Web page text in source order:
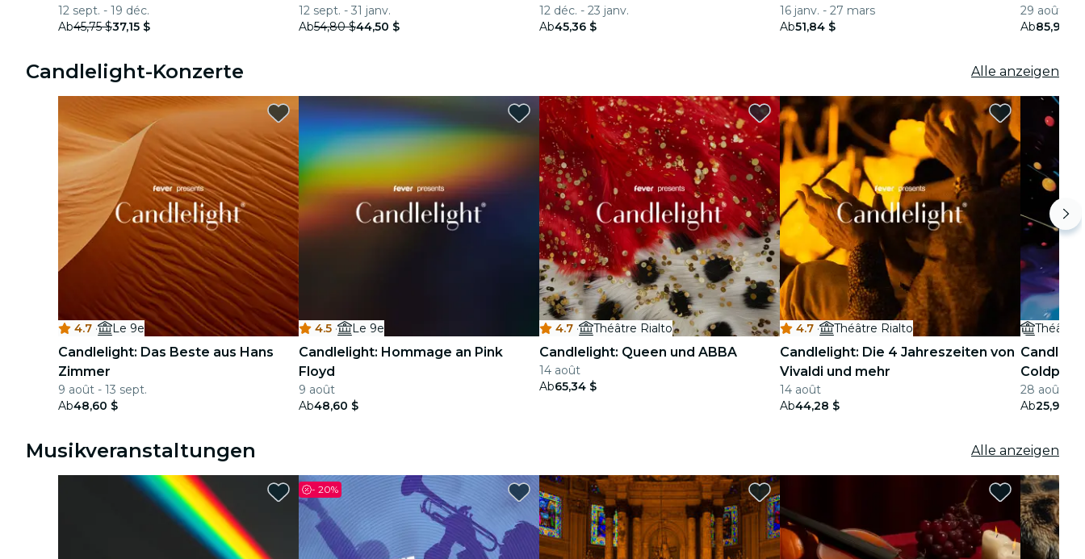
12 sept. - 19 déc.
Ab45,75 $37,15 $
12 sept. - 31 janv.
Ab54,80 $44,50 $
12 déc. - 23 janv.
Ab45,36 $
16 janv. - 27 mars
Ab51,84 $
29 août -
Ab85,98 $
Candlelight-Konzerte Alle anzeigen
4.7 · Le 9e
Candlelight: Das Beste aus Hans
Zimmer
9 août - 13 sept.
Ab48,60 $
4.5 · Le 9e
Candlelight: Hommage an Pink
Floyd
9 août
Ab48,60 $
4.7 · Théâtre Rialto
Candlelight: Queen und ABBA
14 août
Ab65,34 $
4.7 · Théâtre Rialto
Candlelight: Die 4 Jahreszeiten von
Vivaldi und mehr
14 août
Ab44,28 $
Théâtre
Coldplay
28 août - 9
Ab25,92 $
Musikveranstaltungen Alle anzeigen
- 20%